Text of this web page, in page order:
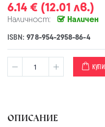
6.14 € (12.01 лв.)
Наличност: Наличен
ISBN:978-954-2958-86-4
КУПИ
ОПИСАНИЕ